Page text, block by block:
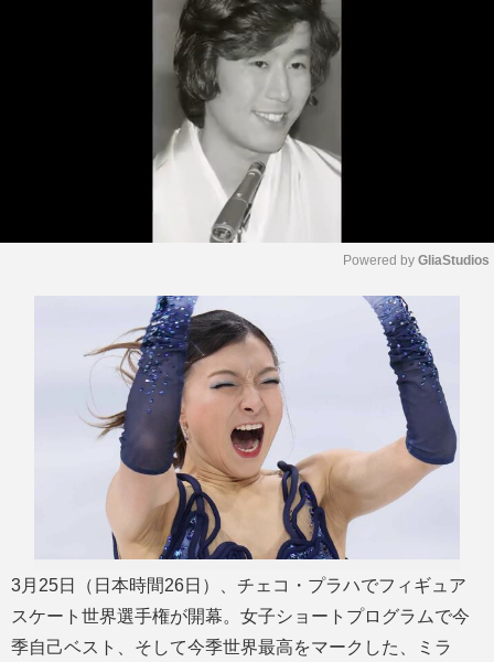
u
t
e
Powered by GliaStudios
3月25日（日本時間26日）、チェコ・プラハでフィギュア
スケート世界選手権が開幕。女子ショートプログラムで今
季自己ベスト、そして今季世界最高をマークした、ミラ